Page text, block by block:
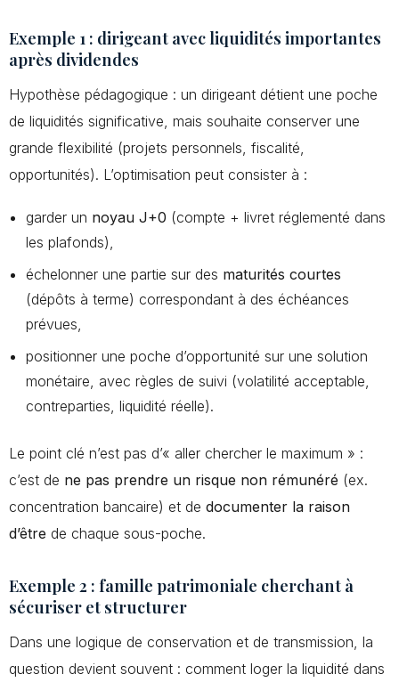
Exemple 1 : dirigeant avec liquidités importantes
après dividendes
Hypothèse pédagogique : un dirigeant détient une poche
de liquidités significative, mais souhaite conserver une
grande flexibilité (projets personnels, fiscalité,
opportunités). L’optimisation peut consister à :
garder un noyau J+0 (compte + livret réglementé dans
les plafonds),
échelonner une partie sur des maturités courtes
(dépôts à terme) correspondant à des échéances
prévues,
positionner une poche d’opportunité sur une solution
monétaire, avec règles de suivi (volatilité acceptable,
contreparties, liquidité réelle).
Le point clé n’est pas d’« aller chercher le maximum » :
c’est de ne pas prendre un risque non rémunéré (ex.
concentration bancaire) et de documenter la raison
d’être de chaque sous-poche.
Exemple 2 : famille patrimoniale cherchant à
sécuriser et structurer
Dans une logique de conservation et de transmission, la
question devient souvent : comment loger la liquidité dans